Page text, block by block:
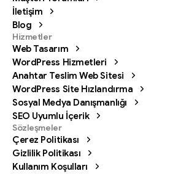
İletişim
Blog
Hizmetler
Web Tasarım
WordPress Hizmetleri
Anahtar Teslim Web Sitesi
WordPress Site Hızlandırma
Sosyal Medya Danışmanlığı
SEO Uyumlu İçerik
Sözleşmeler
Çerez Politikası
Gizlilik Politikası
Kullanım Koşulları